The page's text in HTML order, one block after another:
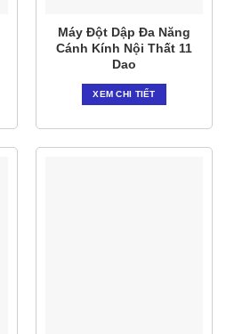
Máy Đột Dập Đa Năng
Cánh Kính Nội Thất 11
Dao
XEM CHI TIẾT